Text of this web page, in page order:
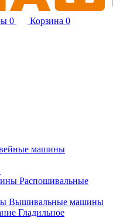
0 Корзина 0
машины
Распошивальные
Вышивальные машины
Гладильное